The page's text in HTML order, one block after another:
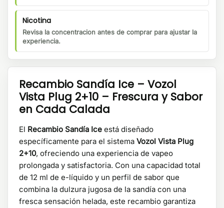
Nicotina
Revisa la concentracion antes de comprar para ajustar la
experiencia.
Recambio Sandía Ice – Vozol
Vista Plug 2+10 – Frescura y Sabor
en Cada Calada
El Recambio Sandía Ice está diseñado
específicamente para el sistema Vozol Vista Plug
2+10, ofreciendo una experiencia de vapeo
prolongada y satisfactoria. Con una capacidad total
de 12 ml de e-líquido y un perfil de sabor que
combina la dulzura jugosa de la sandía con una
fresca sensación helada, este recambio garantiza